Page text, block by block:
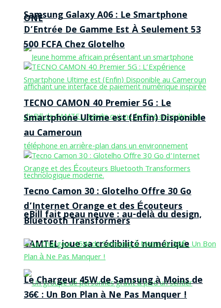
ONE
eBill fait peau neuve : au-delà du design,
CAMTEL joue sa crédibilité numérique
Samsung Galaxy A06 : Le Smartphone
D’Entrée De Gamme Est À Seulement 53
500 FCFA Chez Glotelho
TECNO CAMON 40 Premier 5G : Le
Smartphone Ultime est (Enfin) Disponible
au Cameroun
Tecno Camon 30 : Glotelho Offre 30 Go
d’Internet Orange et des Écouteurs
Bluetooth Transformers
Le Chargeur 45W de Samsung à Moins de
36€ : Un Bon Plan à Ne Pas Manquer !